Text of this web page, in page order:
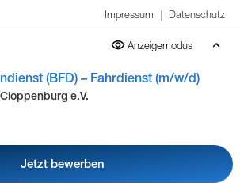
Impressum | Datenschutz
Anzeigemodus
(BFD) – Fahrdienst (m/w/d)
e.V.
Jetzt bewerben